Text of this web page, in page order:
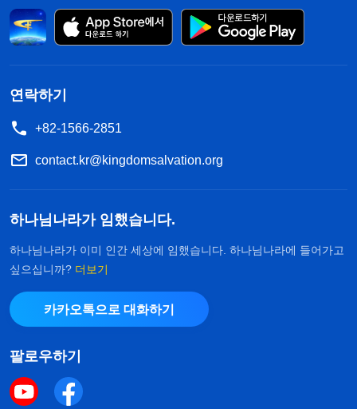
법 아래에 있는 사람을 죽음에서 건지기 위해 친히
육신으로 오셔서 십자가에 달리셨고, 인류의 속죄 제
물이 되셔서 전 인류를 죄에서 구속하셨다는 거에요.
그때부터 예수님의 이름으로 기도하고 주님께 죄를
자복하고 회개하면 죄를 용서받았고, 하나님의 은혜
받지 않게 된 거라고 했어요. 그게 은혜시대에서 말
원’은 죄 사함을 받아 더는 율법에 의해 정죄받지 않
고 죽임 당하지 않는다는 걸 말하는데, 그건 하나님
께서 더는 사람의 죄를 보지 않으신다는 거지, 사람
에게 죄가 없다는 게 아니고 더는 죄짓지 않는다거나
하나님을 대적하지 않는다는 것도 아니래요. 그래서
은혜시대의 구원은 우리가 패괴함에서 벗어나 정결
케 됐다는 걸 뜻하는 게 아니고, 하나님 나라에 들어
갈 수 있는 자격을 가졌다는 걸 의미하지도 않는대
연락하기
+82-1566-2851
contact.kr@kingdomsalvation.org
하나님나라가 임했습니다.
하나님나라가 이미 인간 세상에 임했습니다. 하나님나라에 들어가고
싶으십니까? 더보기
카카오톡으로 대화하기
팔로우하기